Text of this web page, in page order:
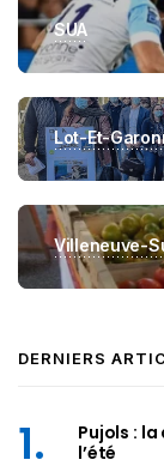
SUA
Lot-Et-
Villeneuve-
DERNIERS
Pujols :
l’été